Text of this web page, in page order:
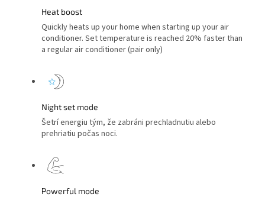
Heat boost
Quickly heats up your home when starting up your air
conditioner. Set temperature is reached 20% faster than
a regular air conditioner (pair only)
Night set mode
Šetrí energiu tým, že zabráni prechladnutiu alebo
prehriatiu počas noci.
Powerful mode